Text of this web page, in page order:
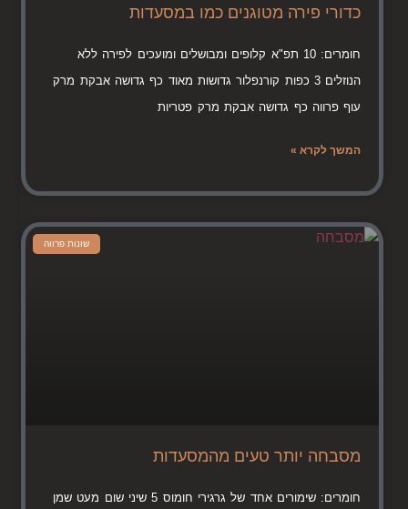
כדורי פירה מטוגנים כמו במסעדות
חומרים: 10 תפ"א קלופים ומבושלים ומועכים לפירה ללא
הנוזלים 3 כפות קורנפלור גדושות מאוד כף גדושה אבקת מרק
עוף פרווה כף גדושה אבקת מרק פטריות
המשך לקרא »
שונות פרווה
מסבחה יותר טעים מהמסעדות
חומרים: שימורים אחד של גרגירי חומוס 5 שיני שום מעט שמן